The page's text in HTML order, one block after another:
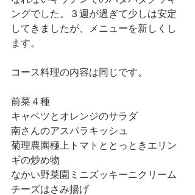
ングでした。３週が過ぎて少しは安定
してきましたが、メニューを新しくし
ます。
コース料理の内容は同じです。
前菜４種
キャベツとオレンジのサラダ
南さんのアスパラキッシュ
菊理農園極上トマトととっときエリン
ギの炒め物
なかい野菜園ミニズッキーニクリーム
チーズはさみ揚げ